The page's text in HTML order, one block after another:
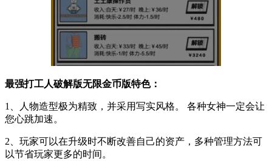
最强打工人破解版无限金币版特色：
1、人物造型极为精致，并采用写实风格。 各种女神一定会让
您心跳加速。
2、玩家可以在升级时不断改善自己的资产，多种管理方法可
以节省玩家更多的时间。